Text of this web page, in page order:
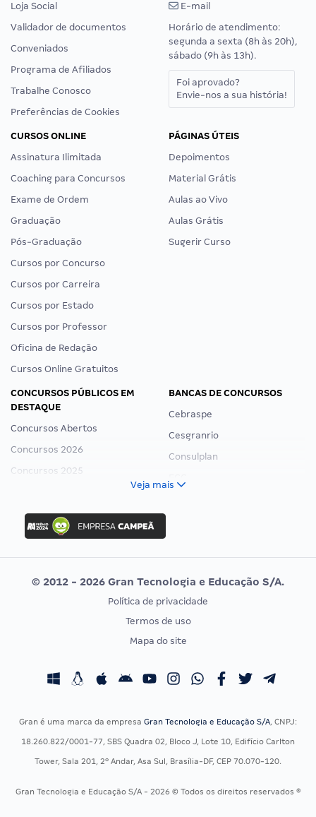
Loja Social
Validador de documentos
Conveniados
Programa de Afiliados
Trabalhe Conosco
Preferências de Cookies
E-mail
Horário de atendimento:
segunda a sexta (8h às 20h),
sábado (9h às 13h).
Foi aprovado?
Envie-nos a sua história!
CURSOS ONLINE
Assinatura Ilimitada
Coaching para Concursos
Exame de Ordem
Graduação
Pós-Graduação
Cursos por Concurso
Cursos por Carreira
Cursos por Estado
Cursos por Professor
Oficina de Redação
Cursos Online Gratuitos
PÁGINAS ÚTEIS
Depoimentos
Material Grátis
Aulas ao Vivo
Aulas Grátis
Sugerir Curso
CONCURSOS PÚBLICOS EM
DESTAQUE
Concursos Abertos
Concursos 2026
Concursos 2025
Concurso Ibama
Concurso MPU
Editais publicados
BANCAS DE CONCURSOS
Cebraspe
Cesgranrio
Consulplan
Vunesp
CONCURSOS POR PROFISSÃO
Concursos Fiscais
Concursos Saúde
Residência Multiprofissional
EXAME DE ORDEM
Calendário OAB
Veja mais
© 2012 - 2026 Gran Tecnologia e Educação S/A.
Política de privacidade
Termos de uso
Mapa do site
Gran é uma marca da empresa Gran Tecnologia e Educação S/A, CNPJ:
18.260.822/0001-77, SBS Quadra 02, Bloco J, Lote 10, Edifício Carlton
Tower, Sala 201, 2º Andar, Asa Sul, Brasília-DF, CEP 70.070-120.
Gran Tecnologia e Educação S/A - 2026 © Todos os direitos reservados ®